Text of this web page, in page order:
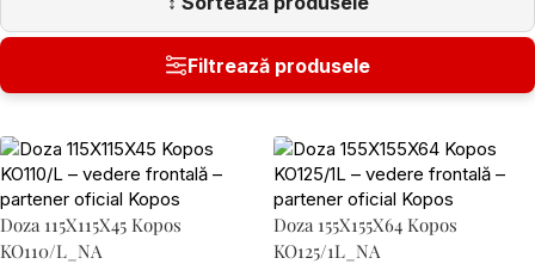
Doza 115X115X45 Kopos
KO110/L_NA
Doza 155X155X64 Kopos
KO125/1L_NA